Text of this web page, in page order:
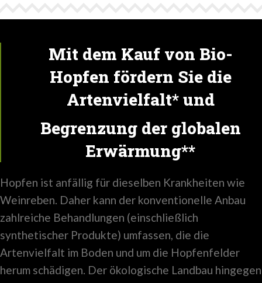
Mit dem Kauf von Bio-
Hopfen fördern Sie die
Artenvielfalt* und
Begrenzung der globalen
Erwärmung**
Hopfen ist anfällig für dieselben Krankheiten wie
Weinreben. Daher kann der konventionelle Anbau
zahlreiche Behandlungen (einschließlich
synthetischer Produkte) umfassen, die die
Artenvielfalt im Boden und um die Hopfenfelder
herum schädigen. Der ökologische Landbau hingegen